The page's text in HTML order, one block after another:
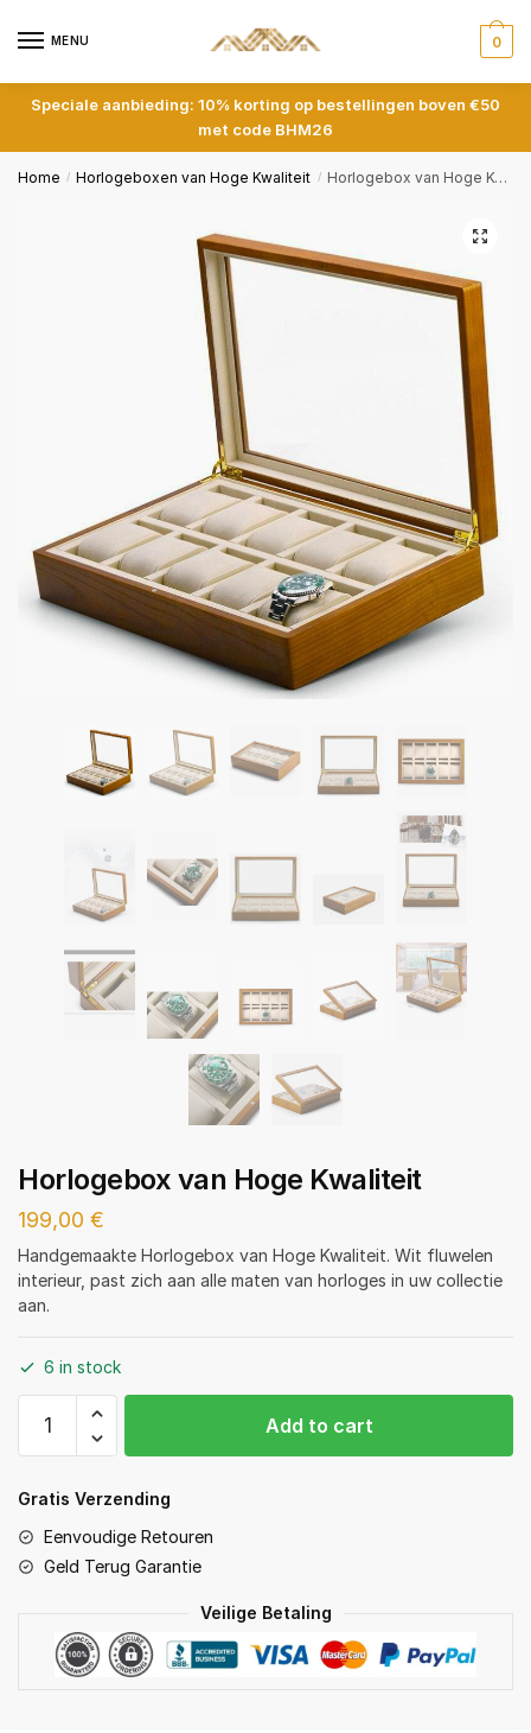
MENU 0
Speciale aanbieding: 10% korting op bestellingen boven €50
met code BHM26
Home / Horlogeboxen van Hoge Kwaliteit / Horlogebox van Hoge Kwaliteit
Horlogebox van Hoge Kwaliteit
199,00 €
Handgemaakte Horlogebox van Hoge Kwaliteit. Wit fluwelen
interieur, past zich aan alle maten van horloges in uw collectie
aan.
6 in stock
Horlogebox
Kwaliteit
Add to cart
Gratis Verzending
Eenvoudige Retouren
Geld Terug Garantie
Veilige Betaling